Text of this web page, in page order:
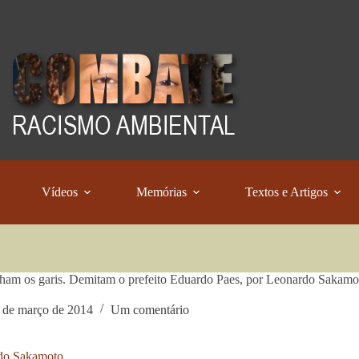
Vídeos Memórias Textos e Artigos
os garis. Demitam o prefeito Eduardo Paes, por Leonardo
de março de 2014 Um comentário
Sakamoto